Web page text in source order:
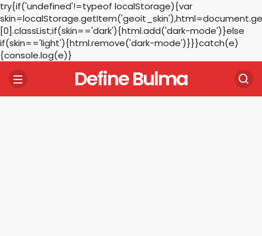
try{if('undefined'!=typeof localStorage){var
[0].classList;if(skin=='dark'){html.add('dark-mode')}else
if(skin=='light'){html.remove('dark-mode')}}}catch(e)
{console.log(e)}
Define Bulma